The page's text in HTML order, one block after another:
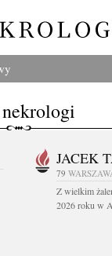
JACEK
79
Z wielkim
2026 roku w